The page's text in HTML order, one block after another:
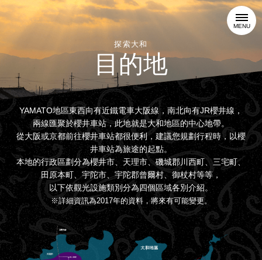
MENU
探索大和
目的地
YAMATO地區東西向有近鐵電車大阪線，南北向有JR櫻井線，
兩線匯聚於櫻井車站，此地就是大和地區的中心地帶。
從大阪或京都前往櫻井車站都很便利，建議您規劃行程時，以櫻
井車站為旅途的起點。
本地的行政區劃分為櫻井市、天理市、磯城郡川西町、三宅町、
田原本町、宇陀市、宇陀郡曾爾村、御杖村等等，
以下依觀光設施類別分為四個區域各別介紹。
※詳細資訊為2017年的資料，將來有可能變更。